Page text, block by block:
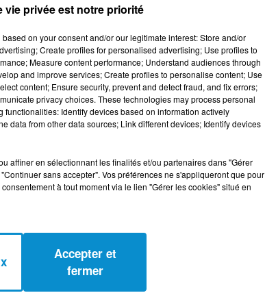
vie privée est notre priorité
on your consent and/or our legitimate interest: Store and/or
Create profiles for personalised advertising; Use profiles to
Measure content performance; Understand audiences through
and improve services; Create profiles to personalise content; Use
content; Ensure security, prevent and detect fraud, and fix errors;
privacy choices. These technologies may process personal
Identify devices based on information actively
data from other data sources; Link different devices; Identify devices
affiner en sélectionnant les finalités et/ou partenaires dans "Gérer
sans accepter". Vos préférences ne s'appliqueront que pour
à tout moment via le lien "Gérer les cookies" situé en
Accepter et
fermer